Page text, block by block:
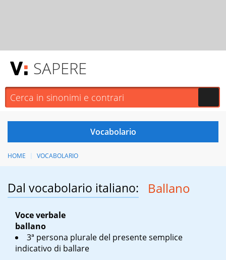
SAPERE
HOME VOCABOLARIO
Dal vocabolario italiano: Ballano
Voce verbale
ballano
3ª persona plurale del presente semplice
indicativo di ballare